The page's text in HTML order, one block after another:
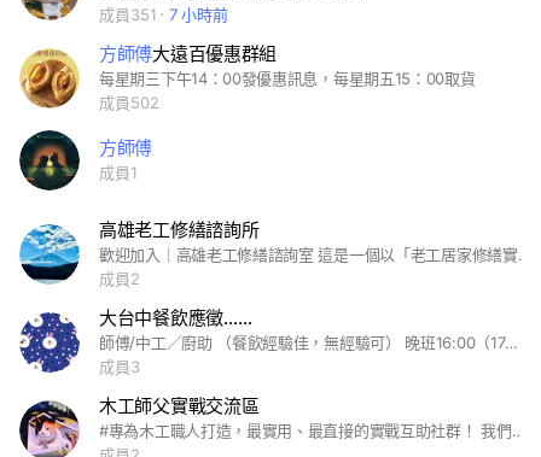
成員351
7 小時前
方師傅大遠百優惠群組
每星期三下午14：00發優惠訊息，每星期五15：00取貨
成員502
方師傅
成員1
高雄老工修繕諮詢所
歡迎加入｜高雄老工修繕諮詢室 這是一個以「老工居家修繕實務經驗」為核心的修繕互動社群， 目的不是報價、不是接案，而是協助你判斷問題、釐清方向、看懂各種說法是否合理。 我們在這裡提供什麼？（免費範圍） • 協助判斷問題是否嚴重、是否需要立即處理 • 拆解不同廠商或說法背後的邏輯與風險 • 提供修繕「方向與原則」，避免不必要的花費 ※ 本社群不提供確定報價、不推薦特定師傅或廠商、不進行完整施工教學。 發問前請注意 • 請附上清楚照片與基本說明 • 請以「解決問題」為目的，避免情緒性抱怨或發洩 • 群內已有的案例與重複問題，請先爬文或參考記事本整理 關於互動方式 • 鼓勵成員分享自身經驗與案例，讓其他人一起學習 • 若討論出現錯誤方向，老工會適時修正與補充 關於回覆原則 本群為顧問型社群，是否回覆、回覆到何種程度，會依問題內容、完整度與是否符合群組原則而定。 以下情況，可能不另行回覆： • 問價錢、比價、要求估算施工費用 • 明顯超出本社群討論範圍 • 未閱讀規則、重複詢問已整理內容 • 語氣不尊重、情緒化發言 私訊諮詢、實際建議、廠商推薦等，皆屬付費服務範圍。 這裡不是免費客服， 而是一個讓願意理解規則的人，少走冤枉路的地方。 為確保討論內容的專業性與資訊正確性，本社群之相關規則、回覆原則與服務範圍，將依實際運作與案例累積進行調整。 管理方保留視情況修改、補充或調整社群規則之權利，以維護整體社群品質。
成員2
大台中餐飲應徵……
師傅/中工／廚助 （餐飲經驗佳，無經驗可） 晚班16:00（17：00）_ 01:00（02:00） 大夜班23:00_08:00 以上時間.可面試在討論調整 【薪資計算】:35000_45000（全勤2000） 【工作內容簡單易學】 自動洗碗機/免洗wc/工作環境有冷氣 【休假方試】：月休6天 【工作地點】：台中/北屯區/北區 【福利制度】: 🌺全勤2000元 🌺滿半年/薪資調整／勞健保 🌺供餐飲 🌺飲料無限暢飲 【應徵方式】: 請私訊/或貼履歷也可/謝謝
成員3
木工師父實戰交流區
#專為木工職人打造，最實用、最直接的實戰互助社群！ 我們明白，在案場中，時間就是金錢。這裡不是閒聊區，而是提供即時、專業解方的交流平台。 • 🛠️ 工具 / 材料 / 工法：遇到新型材料、複雜榫接或儀器校正問題？疑問即時發布，讓全臺師傅為你提供最可靠的實戰經驗。 • 🚧 工地 / 專案實況：分享難纏的施工狀況、緊急狀況支援，有效避開案場常見陷阱與設計疏失。 • 💰 成本與報價：交流最新的市場行情、估價技巧，讓你的手藝獲得應有的回報。 • ✅ 認真、專業、高效率：社群成員皆經過篩選，確保是具備真實戰經驗的木工師傅或工作室負責人。 嚴禁政治 工具買賣